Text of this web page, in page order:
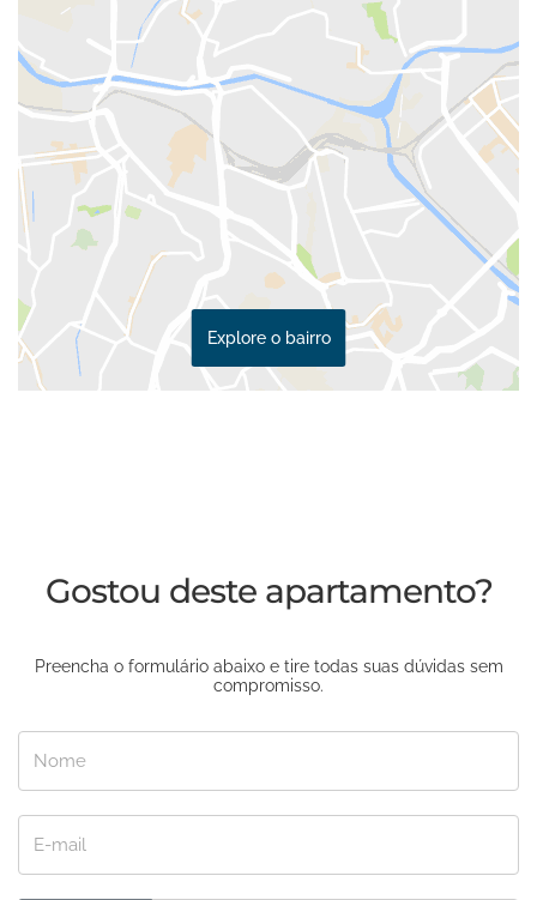
Explore o bairro
Gostou deste apartamento?
Preencha o formulário abaixo e tire todas suas dúvidas sem
compromisso.